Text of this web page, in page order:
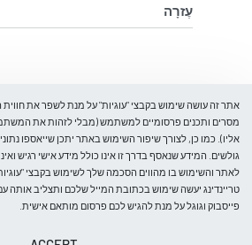
עֶזרָה
בלוג
עלינו
צור קשר
קבל 5% הנחה
הרכישה הראשונה שלך
ותהיו הראשונים לדעת על כניסות חדשות,
אתר זה עושה שימוש בקבצי "עוגיות" על מנת לשפר את
מסרים ותכנים פרסומיים למשתמש (מבלי לזהות את
אליו). כמו כן, לצורך שיפור השימוש באתר יתכן שייאספו
גולשים. המידע שנאסף בדרך זו אינו כולל מידע אישי רגיש
לאתר והשימוש בו מהווים הסכמה שלך לשימוש בקבצי
טריינדינג יעשה שימוש בכתובת המייל שלכם ותצליב אותה
פייסבוק וגוגל על מנת להגיש לכם פרסום מותאם אישית.